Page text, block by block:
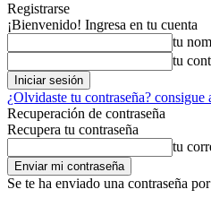
Registrarse
¡Bienvenido! Ingresa en tu cuenta
tu
tu
¿Olvidaste tu contraseña? consigue
Recuperación de contraseña
Recupera tu contraseña
tu
Se te ha enviado una contraseña